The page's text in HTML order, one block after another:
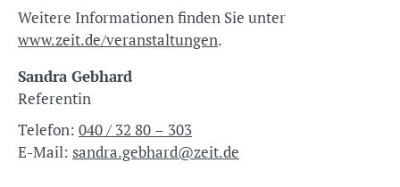
Weitere Informationen finden Sie unter
www.zeit.de/veranstaltungen.
Sandra Gebhard
Referentin
Telefon: 040 / 32 80 – 303
E-Mail: sandra.gebhard@zeit.de